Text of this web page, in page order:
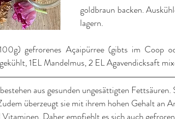
goldbraun backen.
lagern.
gefrorenes Açaipürree (gibts im Coop
1EL Mandelmus, 2 EL Agavendicksaft
aus gesunden ungesättigten Fettsäuren.
überzeugt sie mit ihrem hohen Gehalt an